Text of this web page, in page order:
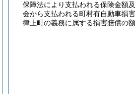
保障法により支払われる保険金額
会から支払われる町村有自動車損
律上町の義務に属する損害賠償の